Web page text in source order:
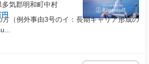
気郡明和町中村
（例外事由3号のイ：長期キャリア形成の